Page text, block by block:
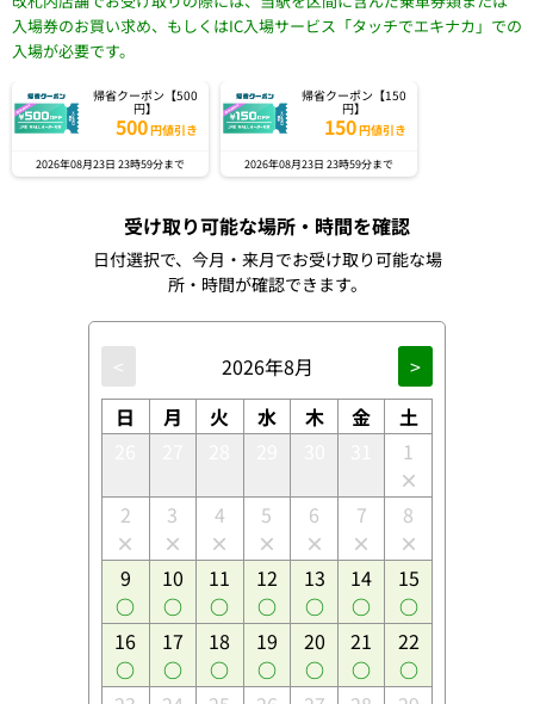
入場券のお買い求め、もしくはIC入場サービス「タッチでエキナカ」での
入場が必要です。
帰省クーポン【500
円】
500円値引き
2026年08月23日 23時59分まで
帰省クーポン【150
円】
150円値引き
2026年08月23日 23時59分まで
受け取り可能な場所・時間を確認
日付選択で、今月・来月でお受け取り可能な場
所・時間が確認できます。
< 2026年8月
>
日
月 火 水 木 金
土
1
2 3 4 5 6 7 8
9 10 11 12 13 14 15
16 17 18 19 20 21 22